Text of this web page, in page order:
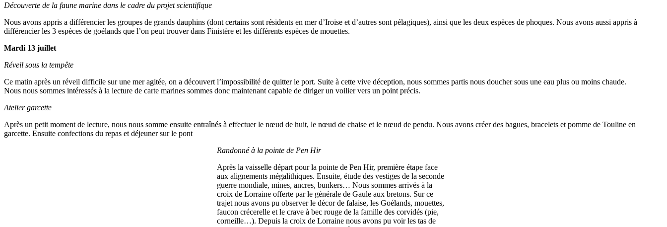
Découverte de la faune marine dans le cadre du projet scientifique
Nous avons appris a différencier les groupes de grands dauphins (dont certains sont résidents en mer d’Iroise et d’autres sont pélagiques), ainsi que les deux espèces de phoques. Nous avons aussi appris à
différencier les 3 espèces de goélands que l’on peut trouver dans Finistère et les différents espèces de mouettes.
Mardi 13 juillet
Réveil sous la tempête
Ce matin après un réveil difficile sur une mer agitée, on a découvert l’impossibilité de quitter le port. Suite à cette vive déception, nous sommes partis nous doucher sous une eau plus ou moins chaude.
Nous nous sommes intéressés à la lecture de carte marines sommes donc maintenant capable de diriger un voilier vers un point précis.
Atelier garcette
Après un petit moment de lecture, nous nous somme ensuite entraînés à effectuer le nœud de huit, le nœud de chaise et le nœud de pendu. Nous avons créer des bagues, bracelets et pomme de Touline en
garcette. Ensuite confections du repas et déjeuner sur le pont
Randonné à la pointe de Pen Hir
Après la vaisselle départ pour la pointe de Pen Hir, première étape face
aux alignements mégalithiques. Ensuite, étude des vestiges de la seconde
guerre mondiale, mines, ancres, bunkers… Nous sommes arrivés à la
croix de Lorraine offerte par le générale de Gaule aux bretons. Sur ce
trajet nous avons pu observer le décor de falaise, les Goélands, mouettes,
faucon crécerelle et le crave à bec rouge de la famille des corvidés (pie,
corneille…). Depuis la croix de Lorraine nous avons pu voir les tas de